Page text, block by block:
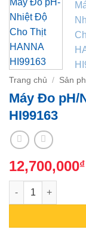
Trang chủ / Sản
Máy Đo pH/
HI99163
12,700,000₫
Máy Đo pH/Nhiệt